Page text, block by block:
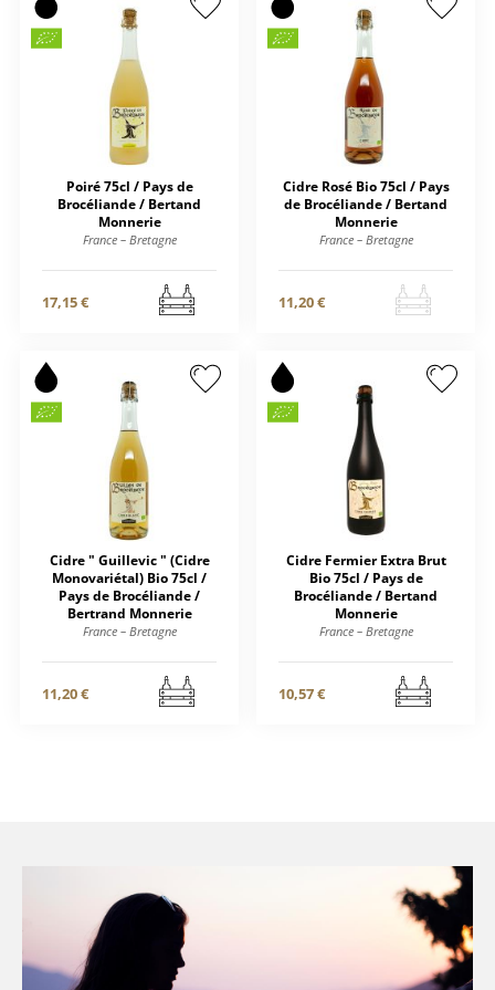
Poiré 75cl / Pays de
Brocéliande / Bertand
Monnerie
France – Bretagne
17,15 €
Cidre Rosé Bio 75cl / Pays
de Brocéliande / Bertand
Monnerie
France – Bretagne
11,20 €
Cidre " Guillevic " (Cidre
Monovariétal) Bio 75cl /
Pays de Brocéliande /
Bertrand Monnerie
France – Bretagne
11,20 €
Cidre Fermier Extra Brut
Bio 75cl / Pays de
Brocéliande / Bertand
Monnerie
France – Bretagne
10,57 €